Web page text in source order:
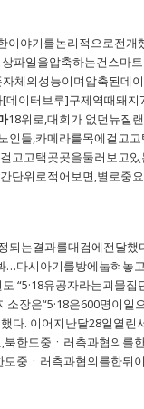
야기를논리적으로전
파일을압축하는건스
체의성능이며압축된
이터브루]구제역때돼
18위로,대회가 없던뉴질
들,카메라를목에걸고
고고택곳곳을둘러보고
단위로적어보면,별로중
는결과를대검에전달
…다시아기를방에눕혀놓
“5·18유공자라는괴물
장은“5·18은600명이
다. 이어지난달28일열
한도중ㆍ러측과협의
중ㆍ러측과협의를한